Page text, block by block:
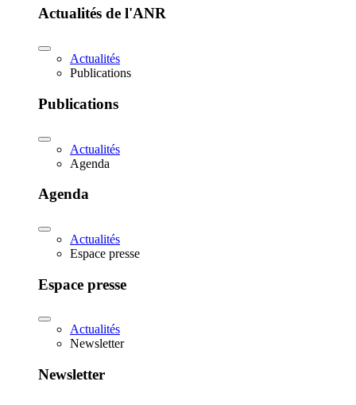
Actualités de l'ANR
Actualités
Publications
Publications
Actualités
Agenda
Agenda
Actualités
Espace presse
Espace presse
Actualités
Newsletter
Newsletter